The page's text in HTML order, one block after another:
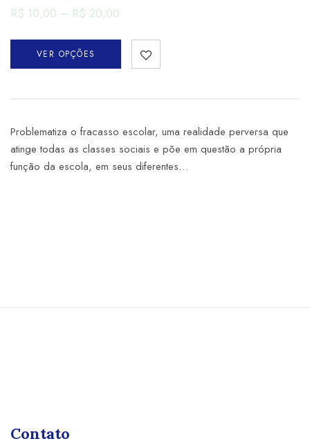
R$ 10,00 – R$ 20,00
VER OPÇÕES
Problematiza o fracasso escolar, uma realidade perversa que
atinge todas as classes sociais e põe em questão a própria
função da escola, em seus diferentes…
Contato